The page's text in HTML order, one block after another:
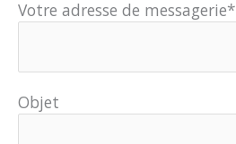
Votre adresse de messagerie*
Objet